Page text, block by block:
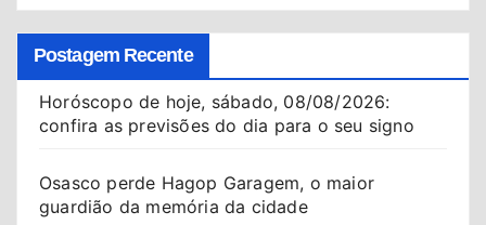
Postagem Recente
Horóscopo de hoje, sábado, 08/08/2026:
confira as previsões do dia para o seu signo
Osasco perde Hagop Garagem, o maior
guardião da memória da cidade